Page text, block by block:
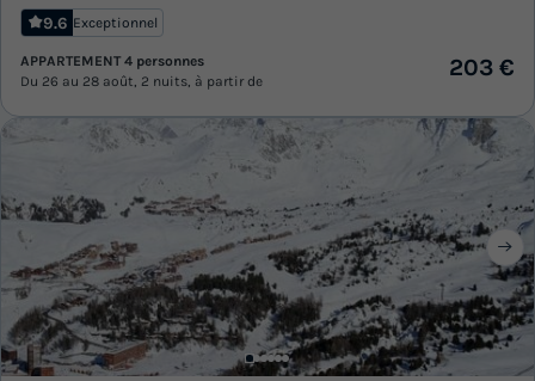
9.6 Exceptionnel
APPARTEMENT 4 personnes
Du 26 au 28 août, 2 nuits, à partir de
203 €